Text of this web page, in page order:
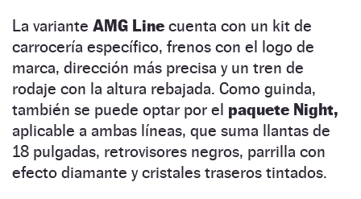
La variante AMG Line cuenta con un kit de
carrocería específico, frenos con el logo de
marca, dirección más precisa y un tren de
rodaje con la altura rebajada. Como guinda,
también se puede optar por el paquete Night,
aplicable a ambas líneas, que suma llantas de
18 pulgadas, retrovisores negros, parrilla con
efecto diamante y cristales traseros tintados.